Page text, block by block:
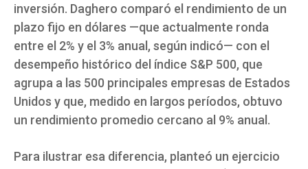
inversión. Daghero comparó el rendimiento de un
plazo fijo en dólares —que actualmente ronda
entre el 2% y el 3% anual, según indicó— con el
desempeño histórico del índice S&P 500, que
agrupa a las 500 principales empresas de Estados
Unidos y que, medido en largos períodos, obtuvo
un rendimiento promedio cercano al 9% anual.
Para ilustrar esa diferencia, planteó un ejercicio